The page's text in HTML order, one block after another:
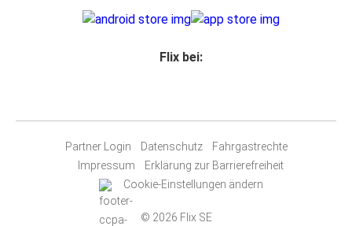
Flix bei:
Partner Login Datenschutz
Fahrgastrechte
Impressum
Erklärung zur Barrierefreiheit
Cookie-Einstellungen ändern
© 2026 Flix SE